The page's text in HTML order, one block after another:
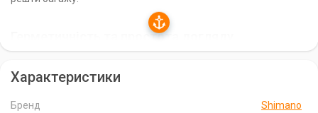
Герметичність та простота догляду
протіканню води та поширенню рибного запаху. Завдяки
сухими та без сторонніх ароматів. Сумку легко мити, що
Характеристики
Бренд Shimano